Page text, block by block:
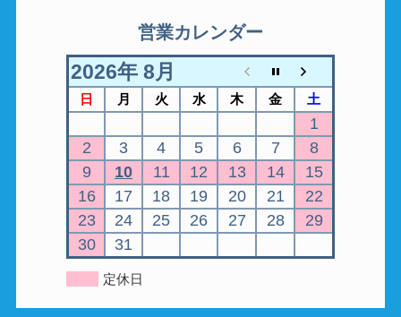
営業カレンダー
2026年 8月
日 月 火 水 木 金 土
1
2
3 4 5 6 7
8
9
10 11 12 13 14
15
16
17 18 19 20 21
22
23
24 25 26 27 28
29
30
31
定休日